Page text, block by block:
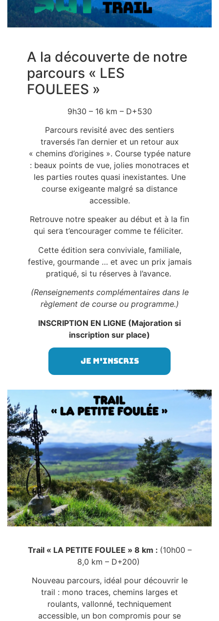
A la découverte de notre
parcours « LES
FOULEES »
9h30 – 16 km – D+530
Parcours revisité avec des sentiers
traversés l’an dernier et un retour aux
« chemins d’origines ». Course typée nature
: beaux points de vue, jolies monotraces et
les parties routes quasi inexistantes. Une
course exigeante malgré sa distance
accessible.
Retrouve notre speaker au début et à la fin
qui sera t’encourager comme te féliciter.
Cette édition sera conviviale, familiale,
festive, gourmande … et avec un prix jamais
pratiqué, si tu réserves à l’avance.
(Renseignements complémentaires dans le
règlement de course ou programme.)
INSCRIPTION EN LIGNE (Majoration si
inscription sur place)
Je m'inscris
Trail « LA PETITE FOULEE » 8 km : (10h00 –
8,0 km – D+200)
Nouveau parcours, idéal pour découvrir le
trail : mono traces, chemins larges et
roulants, vallonné, techniquement
accessible, un bon compromis pour se